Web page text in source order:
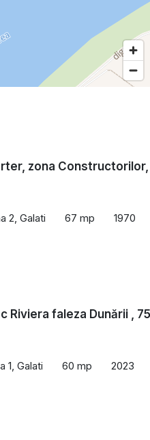
zona Constructorilor,
2, Galati 67 mp 1970
Riviera faleza Dunării ,
1, Galati 60 mp 2023